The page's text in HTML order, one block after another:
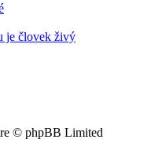
je človek živý
© phpBB Limited